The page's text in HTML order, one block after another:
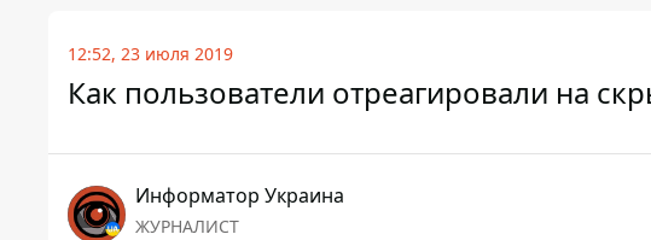
12:52, 23 июля 2019
Как пользователи отреагировали на
Информатор Украина
ЖУРНАЛИСТ